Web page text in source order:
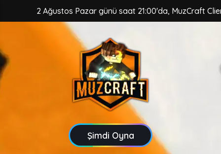
2 Ağustos Pazar günü saat 21:00'da, MuzCraft Client
Şimdi Oyna